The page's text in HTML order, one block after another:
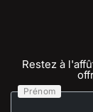
Restez à
Prénom